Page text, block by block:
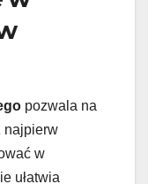
pozwala na
najpierw
w
ułatwia